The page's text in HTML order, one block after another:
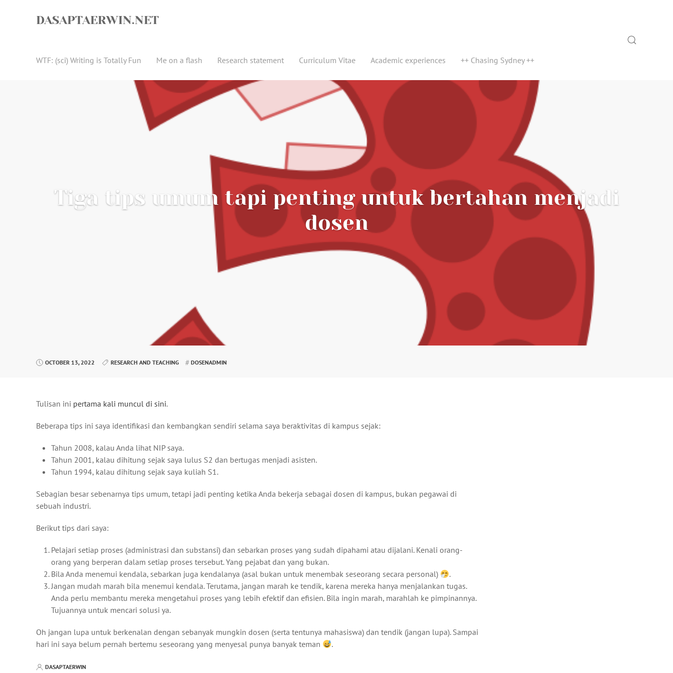
DASAPTAERWIN.NET
WTF: (sci) Writing is Totally Fun Me on a flash Research statement Curriculum Vitae Academic experiences ++ Chasing Sydney ++
Search
Tiga tips umum tapi penting untuk bertahan menjadi
dosen
OCTOBER 13, 2022 RESEARCH AND TEACHING DOSENADMIN
Tulisan ini pertama kali muncul di sini.
Beberapa tips ini saya identifikasi dan kembangkan sendiri selama saya beraktivitas di kampus sejak:
Tahun 2008, kalau Anda lihat NIP saya.
Tahun 2001, kalau dihitung sejak saya lulus S2 dan bertugas menjadi asisten.
Tahun 1994, kalau dihitung sejak saya kuliah S1.
Sebagian besar sebenarnya tips umum, tetapi jadi penting ketika Anda bekerja sebagai dosen di kampus, bukan pegawai di
sebuah industri.
Berikut tips dari saya:
Pelajari setiap proses (administrasi dan substansi) dan sebarkan proses yang sudah dipahami atau dijalani. Kenali orang-
orang yang berperan dalam setiap proses tersebut. Yang pejabat dan yang bukan.
Bila Anda menemui kendala, sebarkan juga kendalanya (asal bukan untuk menembak seseorang secara personal)
.
Jangan mudah marah bila menemui kendala. Terutama, jangan marah ke tendik, karena mereka hanya menjalankan tugas.
Anda perlu membantu mereka mengetahui proses yang lebih efektif dan efisien. Bila ingin marah, marahlah ke pimpinannya.
Tujuannya untuk mencari solusi ya.
Oh jangan lupa untuk berkenalan dengan sebanyak mungkin dosen (serta tentunya mahasiswa) dan tendik (jangan lupa). Sampai
hari ini saya belum pernah bertemu seseorang yang menyesal punya banyak teman
.
DASAPTAERWIN